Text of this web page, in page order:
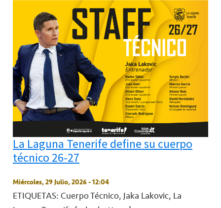
La Laguna Tenerife define su cuerpo
técnico 26-27
Miércoles, 29 Julio, 2026 - 12:04
ETIQUETAS: Cuerpo Técnico, Jaka Lakovic, La